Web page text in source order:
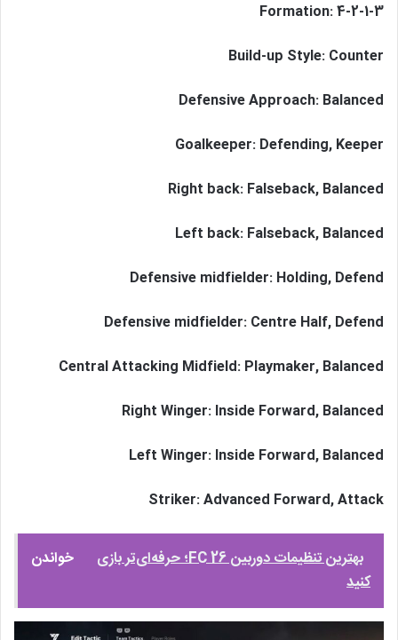
Formation: 4-2-1-3
Build-up Style: Counter
Defensive Approach: Balanced
Goalkeeper: Defending, Keeper
Right back: Falseback, Balanced
Left back: Falseback, Balanced
Defensive midfielder: Holding, Defend
Defensive midfielder: Centre Half, Defend
Central Attacking Midfield: Playmaker, Balanced
Right Winger: Inside Forward, Balanced
Left Winger: Inside Forward, Balanced
Striker: Advanced Forward, Attack
خواندن
بهترین تنظیمات دوربین FC 26؛ حرفه‌ای‌تر بازی
کنید